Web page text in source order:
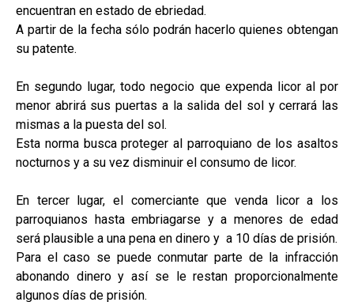
encuentran en estado de ebriedad.
A partir de la fecha sólo podrán hacerlo quienes obtengan
su patente.
En segundo lugar, todo negocio que expenda licor al por
menor abrirá sus puertas a la salida del sol y cerrará las
mismas a la puesta del sol.
Esta norma busca proteger al parroquiano de los asaltos
nocturnos y a su vez disminuir el consumo de licor.
En tercer lugar, el comerciante que venda licor a los
parroquianos hasta embriagarse y a menores de edad
será plausible a una pena en dinero y a 10 días de prisión.
Para el caso se puede conmutar parte de la infracción
abonando dinero y así se le restan proporcionalmente
algunos días de prisión.